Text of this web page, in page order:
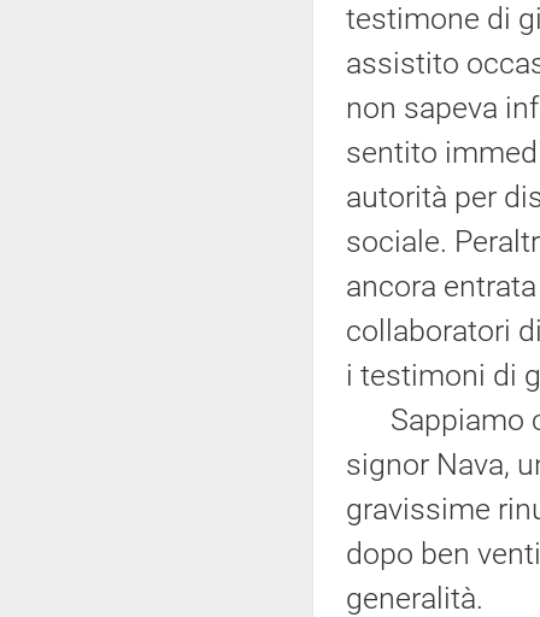
testimone di
assistito
non sapeva
sentito
autorità per
sociale.
ancora
collaboratori
i testimoni di
Sappiamo
signor Nava,
gravissime
dopo ben
generalità.